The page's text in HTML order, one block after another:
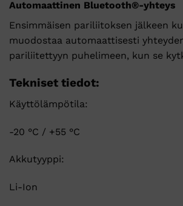
Automaattinen Bluetooth®-yhteys
Ensimmäisen pariliitoksen jälkeen
muodostaa automaattisesti
pariliitettyyn puhelimeen, kun se
Tekniset tiedot:
Käyttölämpötila:
-20 °C / +55 °C
Akkutyyppi:
Li-Ion